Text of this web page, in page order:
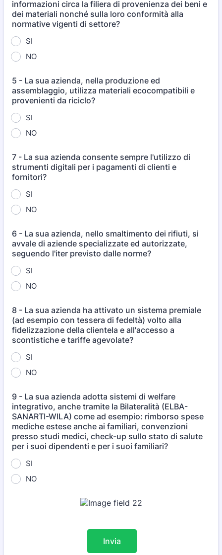
informazioni circa la filiera di provenienza dei beni e
dei materiali nonché sulla loro conformità alla
normative vigenti di settore?
SI
NO
5 - La sua azienda, nella produzione ed
assemblaggio, utilizza materiali ecocompatibili e
provenienti da riciclo?
SI
NO
7 - La sua azienda consente sempre l'utilizzo di
strumenti digitali per i pagamenti di clienti e
fornitori?
SI
NO
6 - La sua azienda, nello smaltimento dei rifiuti, si
avvale di aziende specializzate ed autorizzate,
seguendo l'iter previsto dalle norme?
SI
NO
8 - La sua azienda ha attivato un sistema premiale
(ad esempio con tessera di fedeltà) volto alla
fidelizzazione della clientela e all'accesso a
scontistiche e tariffe agevolate?
SI
NO
9 - La sua azienda adotta sistemi di welfare
integrativo, anche tramite la Bilateralità (ELBA-
SANARTI-WILA) come ad esempio: rimborso spese
mediche estese anche ai familiari, convenzioni
presso studi medici, check-up sullo stato di salute
per i suoi dipendenti e per i suoi familiari?
SI
NO
Invia